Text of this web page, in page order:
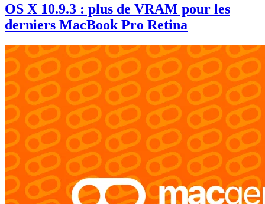
OS X 10.9.3 : plus de VRAM pour les
derniers MacBook Pro Retina